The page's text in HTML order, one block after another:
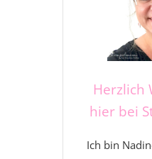
Herzlich
hier bei
Ich bin